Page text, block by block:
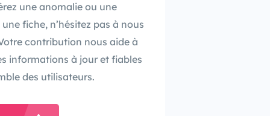
une anomalie ou une
fiche, n’hésitez pas à nous
contribution nous aide à
informations à jour et fiables
des utilisateurs.